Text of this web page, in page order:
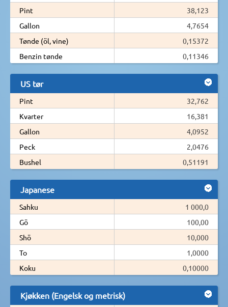
Pint
38,123
Gallon
4,7654
Tønde (öl, vine)
0,15372
Benzin tønde
0,11346
US tør
Pint
32,762
Kvarter
16,381
Gallon
4,0952
Peck
2,0476
Bushel
0,51191
Japanese
Sahku
1 000,0
Gö
100,00
Shö
10,000
To
1,0000
Koku
0,10000
Kjøkken (Engelsk og metrisk)